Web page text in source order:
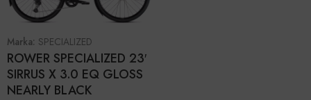
Marka: SPECIALIZED
ROWER SPECIALIZED 23′
SIRRUS X 3.0 EQ GLOSS
NEARLY BLACK